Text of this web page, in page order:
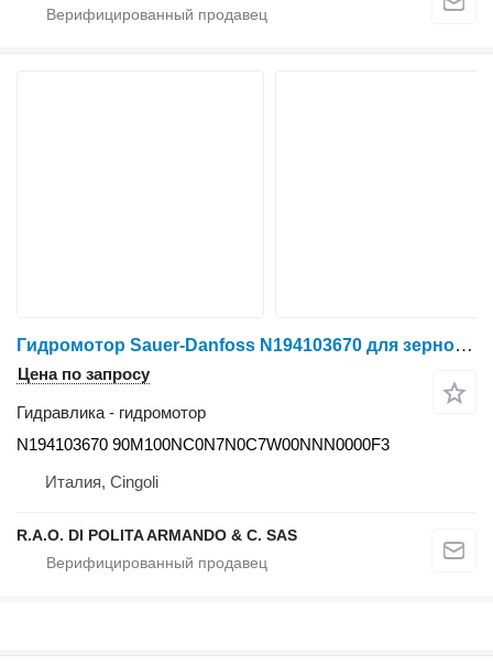
Гидромотор Sauer-Danfoss N194103670 для зерноуборочного комбайна New Holland AL59
Цена по запросу
Гидравлика - гидромотор
N194103670 90M100NC0N7N0C7W00NNN0000F3
Италия, Cingoli
R.A.O. DI POLITA ARMANDO & C. SAS